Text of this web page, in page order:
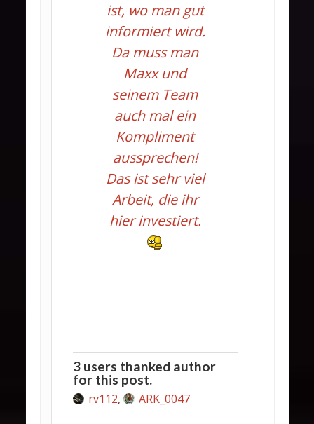
ist, wo man gut
informiert wird.
Da muss man
Maxx und
seinem Team
auch mal ein
Kompliment
aussprechen!
Das ist sehr viel
Arbeit, die ihr
hier investiert.
3 users thanked author
for this post.
rv112, ARK_0047